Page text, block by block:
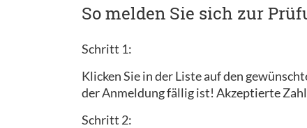
So melden Sie sich zur
Schritt 1:
Klicken Sie in der Liste auf den
der Anmeldung fällig ist! Akzeptierte
Schritt 2: